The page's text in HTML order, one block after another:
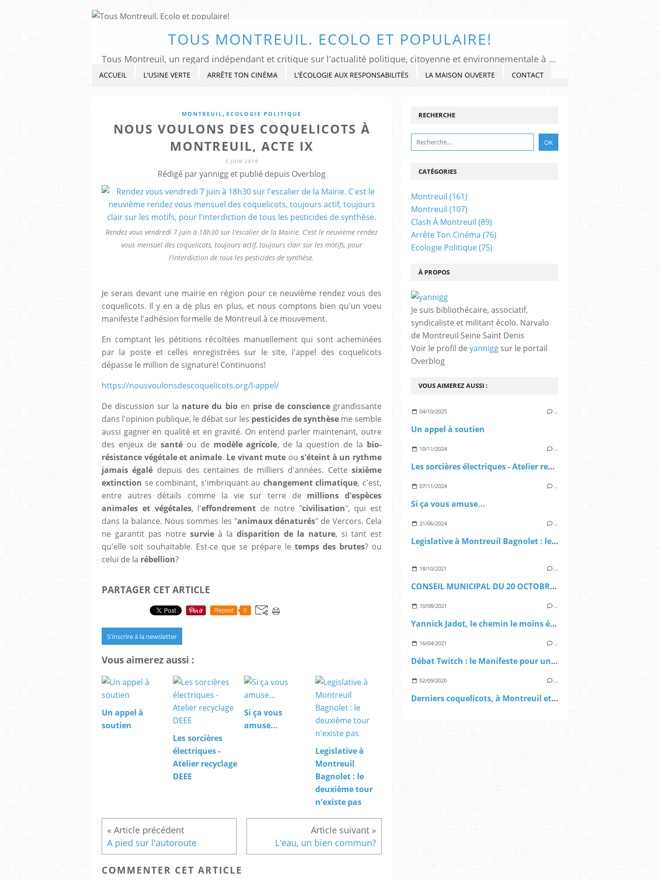
TOUS MONTREUIL. ECOLO ET POPULAIRE!
Tous Montreuil, un regard indépendant et critique sur l'actualité politique, citoyenne et environnementale à Montreuil sous Bois, Seine-Saint-Denis. Veiller, Lancer l'alerte, commenter et critiquer l'exercice du pouvoir, s'impliquer dans la Cité, au présent et au futur!
ACCUEIL L'USINE VERTE ARRÊTE TON CINÉMA L'ÉCOLOGIE AUX RESPONSABILITÉS LA MAISON OUVERTE CONTACT
MONTREUIL , ECOLOGIE POLITIQUE
NOUS VOULONS DES COQUELICOTS À
MONTREUIL, ACTE IX
5 JUIN 2019
Rédigé par yannigg et publié depuis Overblog
Rendez vous vendredi 7 juin à 18h30 sur l'escalier de la Mairie. C'est le neuvième rendez
vous mensuel des coquelicots, toujours actif, toujours clair sur les motifs, pour
l'interdiction de tous les pesticides de synthèse.
Je serais devant une mairie en région pour ce neuvième rendez vous des
coquelicots. Il y en a de plus en plus, et nous comptons bien qu'un voeu
manifeste l'adhésion formelle de Montreuil à ce mouvement.
En comptant les pétitions récoltées manuellement qui sont acheminées
par la poste et celles enregistrées sur le site, l'appel des coquelicots
dépasse le million de signature! Continuons!
https://nousvoulonsdescoquelicots.org/l-appel/
De discussion sur la nature du bioen prise de consciencegrandissante
dans l'opinion publique, le débat sur les pesticides de synthèse me semble
aussi gagner en qualité et en gravité. On entend parler maintenant, outre
des enjeux de santéou de modèle agricole, de la question de la bio-
résistance végétale et animale. Le vivant mute ou s'éteint à un rythme
jamais égalé depuis des centaines de milliers d'années. Cettesixième
extinction se combinant, s'imbriquant au changement climatique, c'est,
entre autres détails comme la vie sur terre de millions d'espèces
animales et végétales, l'effondrement de notre "civilisation", qui est
dans la balance. Nous sommes les "animaux dénaturés" de Vercors. Cela
ne garantit pas notre survie à la disparition de la nature, si tant est
qu'elle soit souhaitable. Est-ce que se prépare le temps des brutes? ou
celui de la rébellion?
PARTAGER CET ARTICLE
Repost 0
S'inscrire à la newsletter
Vous aimerez aussi :
Un appel à
soutien
Les sorcières
électriques -
Atelier recyclage
DEEE
Si ça vous
amuse...
Legislative à
Montreuil
Bagnolet : le
deuxième tour
n'existe pas
A pied sur l'autoroute L'eau, un bien commun?
COMMENTER CET ARTICLE
RECHERCHE
À PROPOS
Je suis bibliothécaire, associatif,
syndicaliste et militant écolo. Narvalo
de Montreuil Seine Saint Denis
Voir le profil de yannigg sur le portail
Overblog
VOUS AIMEREZ AUSSI :
04/10/2025 …
Un appel à soutien
10/11/2024 …
Les sorcières électriques - Atelier recyclage DEEE
07/11/2024 …
Si ça vous amuse...
21/06/2024 …
Legislative à Montreuil Bagnolet : le deuxième tour n'existe pas
18/10/2021 …
CONSEIL MUNICIPAL DU 20 OCTOBRE 2021 : faune et flore
10/08/2021 …
Yannick Jadot, le chemin le moins étroit à gauche
16/04/2021 …
Débat Twitch : le Manifeste pour une démocratie alimentaire à Montreuil
02/09/2020 …
Derniers coquelicots, à Montreuil et ailleurs
CATÉGORIES
Montreuil (161)
Montreuil (107)
Clash À Montreuil (89)
Arrête Ton Cinéma (76)
Ecologie Politique(75)